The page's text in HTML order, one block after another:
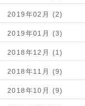
2019年02月 (2)
2019年01月 (3)
2018年12月 (1)
2018年11月 (9)
2018年10月 (9)